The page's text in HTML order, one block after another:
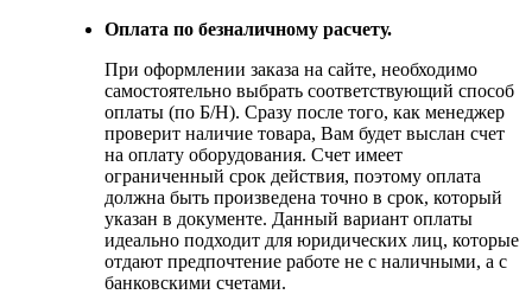
Оплата по безналичному расчету.
При оформлении заказа на сайте, необходимо
самостоятельно выбрать соответствующий способ
оплаты (по Б/Н). Сразу после того, как менеджер
проверит наличие товара, Вам будет выслан счет
на оплату оборудования. Счет имеет
ограниченный срок действия, поэтому оплата
должна быть произведена точно в срок, который
указан в документе. Данный вариант оплаты
идеально подходит для юридических лиц, которые
отдают предпочтение работе не с наличными, а с
банковскими счетами.